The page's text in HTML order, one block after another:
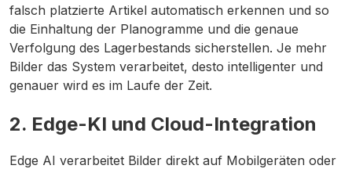
falsch platzierte Artikel automatisch erkennen und so
die Einhaltung der Planogramme und die genaue
Verfolgung des Lagerbestands sicherstellen. Je mehr
Bilder das System verarbeitet, desto intelligenter und
genauer wird es im Laufe der Zeit.
2. Edge-KI und Cloud-Integration
Edge AI verarbeitet Bilder direkt auf Mobilgeräten oder